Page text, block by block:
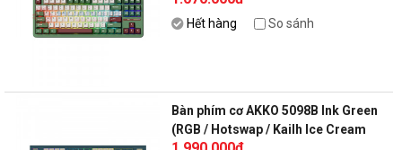
Hết hàng So sánh
Bàn phím cơ AKKO 5098B Ink Green
(RGB / Hotswap / Kailh Ice Cream